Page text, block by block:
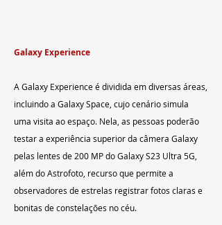
Galaxy Experience
A Galaxy Experience é dividida em diversas áreas,
incluindo a Galaxy Space, cujo cenário simula
uma visita ao espaço. Nela, as pessoas poderão
testar a experiência superior da câmera Galaxy
pelas lentes de 200 MP do Galaxy S23 Ultra 5G,
além do Astrofoto, recurso que permite a
observadores de estrelas registrar fotos claras e
bonitas de constelações no céu.